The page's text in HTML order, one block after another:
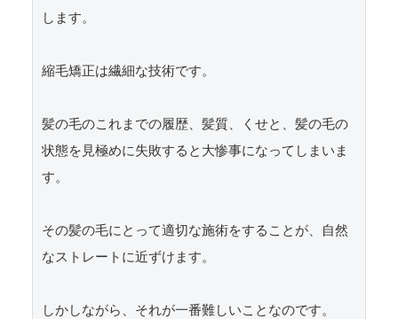
します。
縮毛矯正は繊細な技術です。
髪の毛のこれまでの履歴、髪質、くせと、髪の毛の
状態を見極めに失敗すると大惨事になってしまいま
す。
その髪の毛にとって適切な施術をすることが、自然
なストレートに近ずけます。
しかしながら、それが一番難しいことなのです。